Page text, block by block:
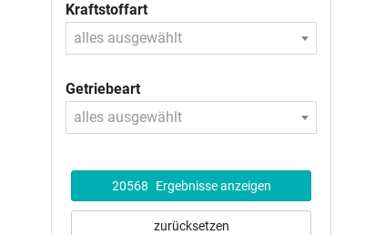
Kraftstoffart
alles ausgewählt
Getriebeart
alles ausgewählt
20568 Ergebnisse anzeigen
zurücksetzen